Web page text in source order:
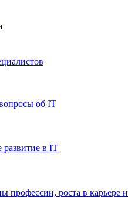
об IT
развитие в IT
профессии, роста в карьере и